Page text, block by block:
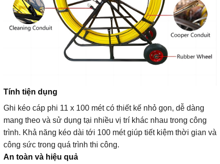
Tính tiện dụng
Ghi kéo cáp phi 11 x 100 mét có thiết kế nhỏ gọn, dễ dàng
mang theo và sử dụng tại nhiều vị trí khác nhau trong công
trình. Khả năng kéo dài tới 100 mét giúp tiết kiệm thời gian và
công sức trong quá trình thi công.
An toàn và hiệu quả